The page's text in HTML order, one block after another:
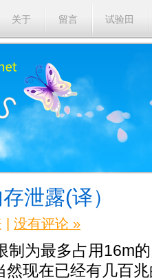
关于 留言 试验田
泄露(译）
| 没有评论 »
制为最多占用16m
然现在已经有几百